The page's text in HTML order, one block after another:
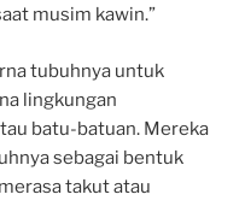
musim kawin.”
tubuhnya untuk
lingkungan
batu-batuan. Mereka
sebagai bentuk
takut atau